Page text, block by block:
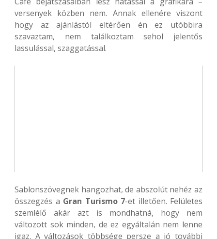
versenyek közben nem. Annak ellenére viszont
hogy az ajánlástól eltérően én ez utóbbira
szavaztam, nem találkoztam sehol jelentős
lassulással, szaggatással.
Sablonszövegnek hangozhat, de abszolút nehéz az
összegzés a Gran Turismo 7-et illetően. Felületes
szemlélő akár azt is mondhatná, hogy nem
változott sok minden, de ez egyáltalán nem lenne
igaz. A változások többsége persze a jó további